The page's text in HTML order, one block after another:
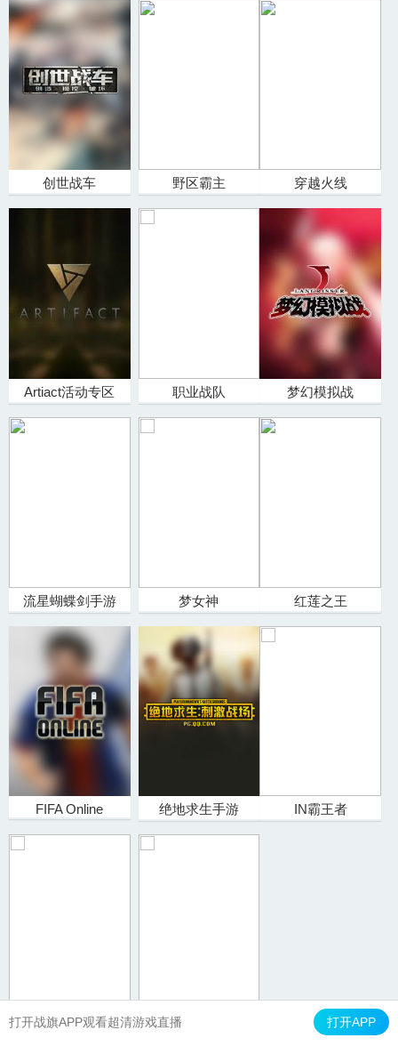
创世战车 野区霸主 穿越火线
Artiact活动专区 职业战队 梦幻模拟战
流星蝴蝶剑手游 梦女神 红莲之王
FIFA Online 绝地求生手游 IN霸王者
官方达人 战力大神
打开战旗APP观看超清游戏直播 打开APP